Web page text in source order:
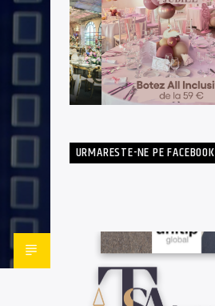
URMARESTE-NE PE FACEBOOK